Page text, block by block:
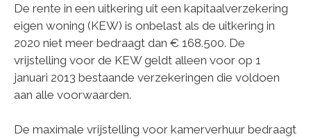
De rente in een uitkering uit een kapitaalverzekering
eigen woning (KEW) is onbelast als de uitkering in
2020 niet meer bedraagt dan € 168.500. De
vrijstelling voor de KEW geldt alleen voor op 1
januari 2013 bestaande verzekeringen die voldoen
aan alle voorwaarden.
De maximale vrijstelling voor kamerverhuur bedraagt